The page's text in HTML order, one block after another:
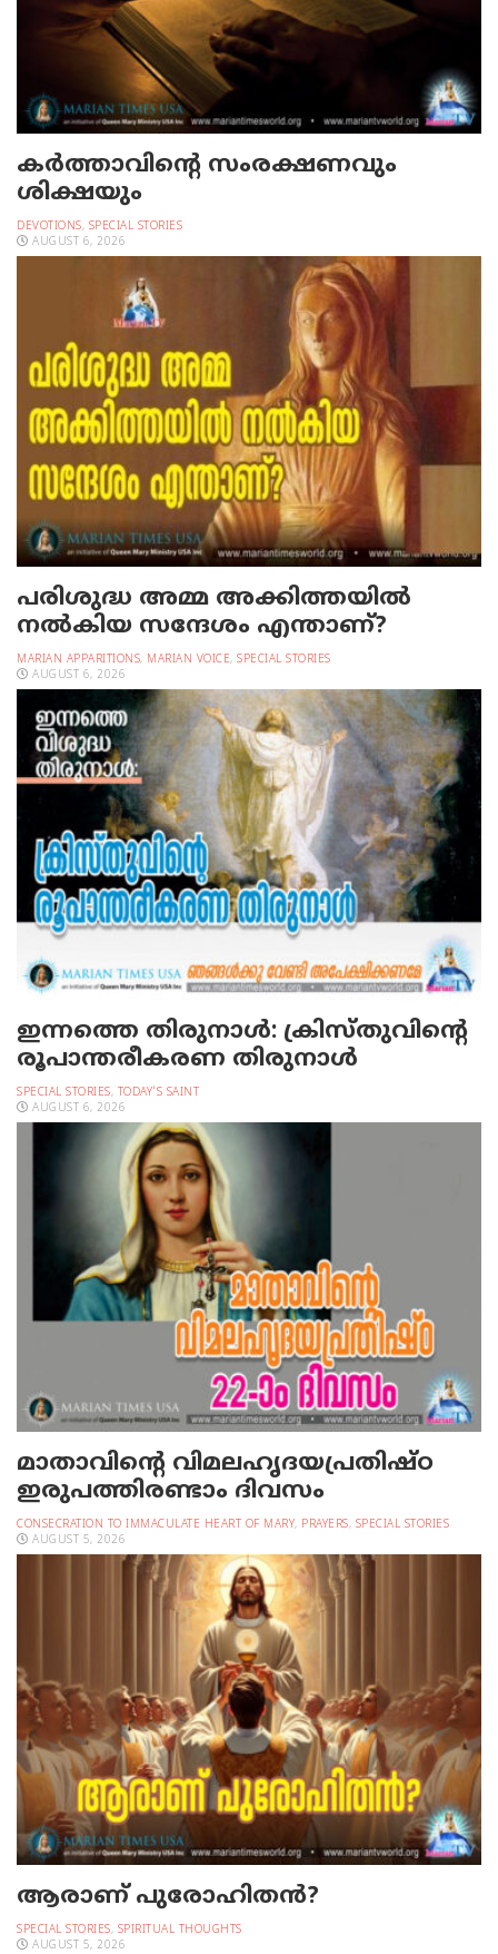
കർത്താവിന്റെ സംരക്ഷണവും
ശിക്ഷയും
DEVOTIONS, SPECIAL STORIES
AUGUST 6, 2026
പരിശുദ്ധ അമ്മ അക്കിത്തയില്‍
നല്‍കിയ സന്ദേശം എന്താണ്?
MARIAN APPARITIONS, MARIAN VOICE, SPECIAL STORIES
AUGUST 6, 2026
ഇന്നത്തെ തിരുനാള്‍: ക്രിസ്തുവിന്റെ
രൂപാന്തരീകരണ തിരുനാള്‍
SPECIAL STORIES, TODAY'S SAINT
AUGUST 6, 2026
മാതാവിന്റെ വിമലഹൃദയപ്രതിഷ്ഠ
ഇരുപത്തിരണ്ടാം ദിവസം
CONSECRATION TO IMMACULATE HEART OF MARY, PRAYERS, SPECIAL STORIES
AUGUST 5, 2026
ആരാണ് പുരോഹിതൻ?
SPECIAL STORIES, SPIRITUAL THOUGHTS
AUGUST 5, 2026